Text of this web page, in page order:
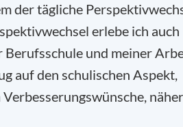
der tägliche
erlebe ich auch
Berufsschule und meiner
auf den schulischen Aspekt,
näher